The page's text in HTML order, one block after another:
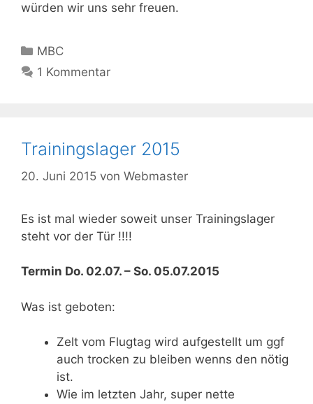
würden wir uns sehr freuen.
Kategorien
MBC
1 Kommentar
Trainingslager 2015
20. Juni 2015 von Webmaster
Es ist mal wieder soweit unser Trainingslager
steht vor der Tür !!!!
Termin Do. 02.07. – So. 05.07.2015
Was ist geboten:
Zelt vom Flugtag wird aufgestellt um ggf
auch trocken zu bleiben wenns den nötig
ist.
Wie im letzten Jahr, super nette